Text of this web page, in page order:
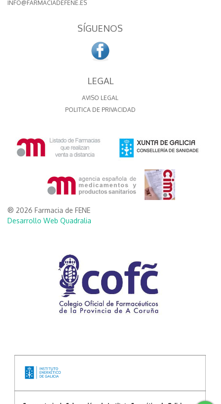
INFO@FARMACIADEFENE.ES
SÍGUENOS
LEGAL
AVISO LEGAL
POLITICA DE PRIVACIDAD
® 2026 Farmacia de FENE
Desarrollo Web Quadralia